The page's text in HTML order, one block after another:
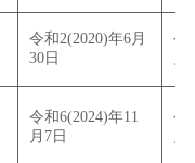
令和2(2020)年6月
30日
令
令和6(2024)年11
月7日
令